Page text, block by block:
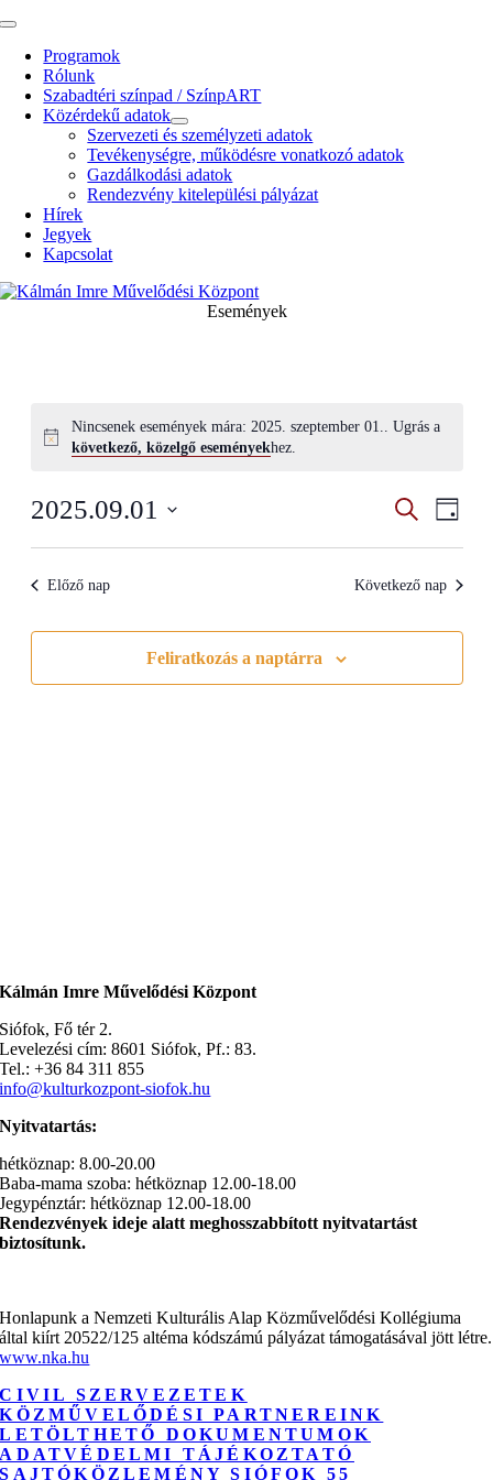
Kihagyás
Toggle
NavigationProgramok
Rólunk
Szabadtéri színpad / SzínpART
Közérdekű adatok
Szervezeti és személyzeti adatok
Tevékenységre, működésre vonatkozó adatok
Gazdálkodási adatok
Rendezvény kitelepülési pályázat
Hírek
Jegyek
Kapcsolat
Események
Nincsenek események mára: 2025. szeptember 01.. Ugrás a
következő, közelgő eseményekhez.
Views
SearchNapi
2025.09.01
Előző nap Következő nap
Feliratkozás a naptárra
Kálmán Imre Művelődési Központ
Siófok, Fő tér 2.
Levelezési cím: 8601 Siófok, Pf.: 83.
Tel.: +36 84 311 855
info@kulturkozpont-siofok.hu
Nyitvatartás:
hétköznap: 8.00-20.00
Baba-mama szoba: hétköznap 12.00-18.00
Jegypénztár: hétköznap 12.00-18.00
Rendezvények ideje alatt meghosszabbított nyitvatartást
biztosítunk.
Honlapunk a Nemzeti Kulturális Alap Közművelődési Kollégiuma
által kiírt 20522/125 altéma kódszámú pályázat támogatásával jött létre.
www.nka.hu
CIVIL SZERVEZETEK
KÖZMŰVELŐDÉSI PARTNEREINK
LETÖLTHETŐ DOKUMENTUMOK
ADATVÉDELMI TÁJÉKOZTATÓ
SAJTÓKÖZLEMÉNY SIÓFOK 55